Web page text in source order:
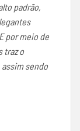
padrão,
por meio de
traz o
assim sendo